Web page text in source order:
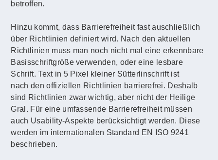
betroffen.
Hinzu kommt, dass Barrierefreiheit fast auschließlich
über Richtlinien definiert wird. Nach den aktuellen
Richtlinien muss man noch nicht mal eine erkennbare
Basisschriftgröße verwenden, oder eine lesbare
Schrift. Text in 5 Pixel kleiner Sütterlinschrift ist
nach den offiziellen Richtlinien barrierefrei. Deshalb
sind Richtlinien zwar wichtig, aber nicht der Heilige
Gral. Für eine umfassende Barrierefreiheit müssen
auch Usability-Aspekte berücksichtigt werden. Diese
werden im internationalen Standard EN ISO 9241
beschrieben.